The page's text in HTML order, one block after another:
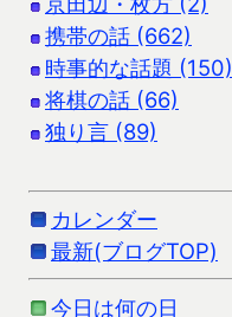
携帯の話 (662)
時事的な話題 (150)
将棋の話 (66)
独り言 (89)
カレンダー
最新(ブログTOP)
今日は何の日